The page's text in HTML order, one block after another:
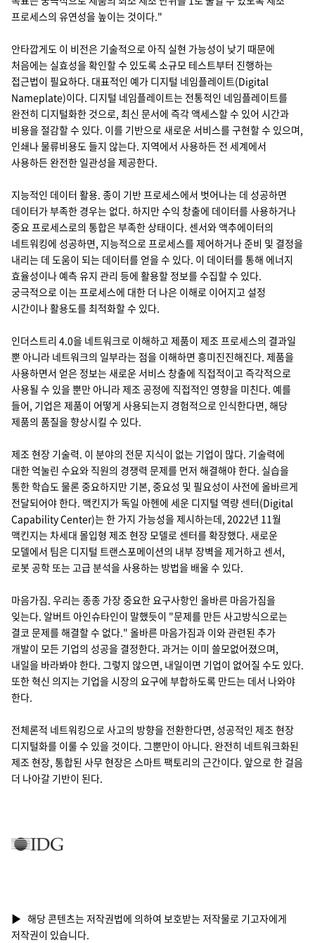
프로세스의 유연성을 높이는 것이다."
안타깝게도 이 비전은 기술적으로 아직 실현 가능성이 낮기 때문에
처음에는 실효성을 확인할 수 있도록 소규모 테스트부터 진행하는
접근법이 필요하다. 대표적인 예가 디지털 네임플레이트(Digital
Nameplate)이다. 디지털 네임플레이트는 전통적인 네임플레이트를
완전히 디지털화한 것으로, 최신 문서에 즉각 액세스할 수 있어 시간과
비용을 절감할 수 있다. 이를 기반으로 새로운 서비스를 구현할 수 있으며,
인쇄나 물류비용도 들지 않는다. 지역에서 사용하든 전 세계에서
사용하든 완전한 일관성을 제공한다.
지능적인 데이터 활용. 종이 기반 프로세스에서 벗어나는 데 성공하면
데이터가 부족한 경우는 없다. 하지만 수익 창출에 데이터를 사용하거나
중요 프로세스로의 통합은 부족한 상태이다. 센서와 액추에이터의
네트워킹에 성공하면, 지능적으로 프로세스를 제어하거나 준비 및 결정을
내리는 데 도움이 되는 데이터를 얻을 수 있다. 이 데이터를 통해 에너지
효율성이나 예측 유지 관리 등에 활용할 정보를 수집할 수 있다.
궁극적으로 이는 프로세스에 대한 더 나은 이해로 이어지고 설정
시간이나 활용도를 최적화할 수 있다.
인더스트리 4.0을 네트워크로 이해하고 제품이 제조 프로세스의 결과일
뿐 아니라 네트워크의 일부라는 점을 이해하면 흥미진진해진다. 제품을
사용하면서 얻은 정보는 새로운 서비스 창출에 직접적이고 즉각적으로
사용될 수 있을 뿐만 아니라 제조 공정에 직접적인 영향을 미친다. 예를
들어, 기업은 제품이 어떻게 사용되는지 경험적으로 인식한다면, 해당
제품의 품질을 향상시킬 수 있다.
제조 현장 기술력. 이 분야의 전문 지식이 없는 기업이 많다. 기술력에
대한 억눌린 수요와 직원의 경쟁력 문제를 먼저 해결해야 한다. 실습을
통한 학습도 물론 중요하지만 기본, 중요성 및 필요성이 사전에 올바르게
전달되어야 한다. 맥킨지가 독일 아헨에 세운 디지털 역량 센터(Digital
Capability Center)는 한 가지 가능성을 제시하는데, 2022년 11월
맥킨지는 차세대 몰입형 제조 현장 모델로 센터를 확장했다. 새로운
모델에서 팀은 디지털 트랜스포메이션의 내부 장벽을 제거하고 센서,
로봇 공학 또는 고급 분석을 사용하는 방법을 배울 수 있다.
마음가짐. 우리는 종종 가장 중요한 요구사항인 올바른 마음가짐을
잊는다. 알버트 아인슈타인이 말했듯이 "문제를 만든 사고방식으로는
결코 문제를 해결할 수 없다." 올바른 마음가짐과 이와 관련된 추가
개발이 모든 기업의 성공을 결정한다. 과거는 이미 쓸모없어졌으며,
내일을 바라봐야 한다. 그렇지 않으면, 내일이면 기업이 없어질 수도 있다.
또한 혁신 의지는 기업을 시장의 요구에 부합하도록 만드는 데서 나와야
한다.
전체론적 네트워킹으로 사고의 방향을 전환한다면, 성공적인 제조 현장
디지털화를 이룰 수 있을 것이다. 그뿐만이 아니다. 완전히 네트워크화된
제조 현장, 통합된 사무 현장은 스마트 팩토리의 근간이다. 앞으로 한 걸음
더 나아갈 기반이 된다.
▶ 해당 콘텐츠는 저작권법에 의하여 보호받는 저작물로 기고자에게
저작권이 있습니다.